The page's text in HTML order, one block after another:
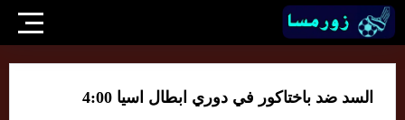
السد ضد باختاكور في دوري ابطال اسيا 4:00